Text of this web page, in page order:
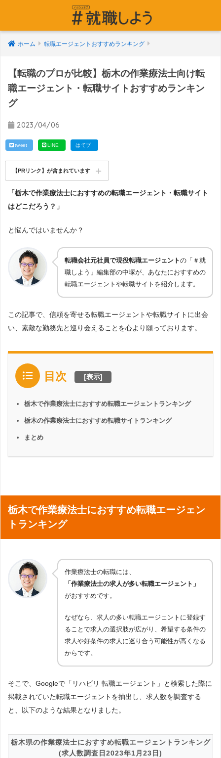
ホーム 転職エージェントおすすめランキング
【転職のプロが比較】栃木の作業療法士向け転
職エージェント・転職サイトおすすめランキン
グ
2023/04/06
tweet LINE はてブ
【PRリンク】が含まれています
「栃木で作業療法士におすすめの転職エージェント・転職サイト
はどこだろう？」
と悩んではいませんか？
転職会社元社員で現役転職エージェントの「＃就
職しよう」編集部の中塚が、あなたにおすすめの
転職エージェントや転職サイトを紹介します。
この記事で、信頼を寄せる転職エージェントや転職サイトに出会
い、素敵な勤務先と巡り会えることを心より願っております。
目次 [表示]
栃木で作業療法士におすすめ転職エージェントランキング
栃木の作業療法士におすすめ転職サイトランキング
まとめ
栃木で作業療法士におすすめ転職エージェン
トランキング
作業療法士の転職には、
「作業療法士の求人が多い転職エージェント」
がおすすめです。
なぜなら、求人の多い転職エージェントに登録す
ることで求人の選択肢が広がり、希望する条件の
求人や好条件の求人に巡り合う可能性が高くなる
からです。
そこで、Googleで「リハビリ 転職エージェント」と検索した際に
掲載されていた転職エージェントを抽出し、求人数を調査する
と、以下のような結果となりました。
栃木県の作業療法士におすすめ転職エージェントランキング
(求人数調査日2023年1月23日)